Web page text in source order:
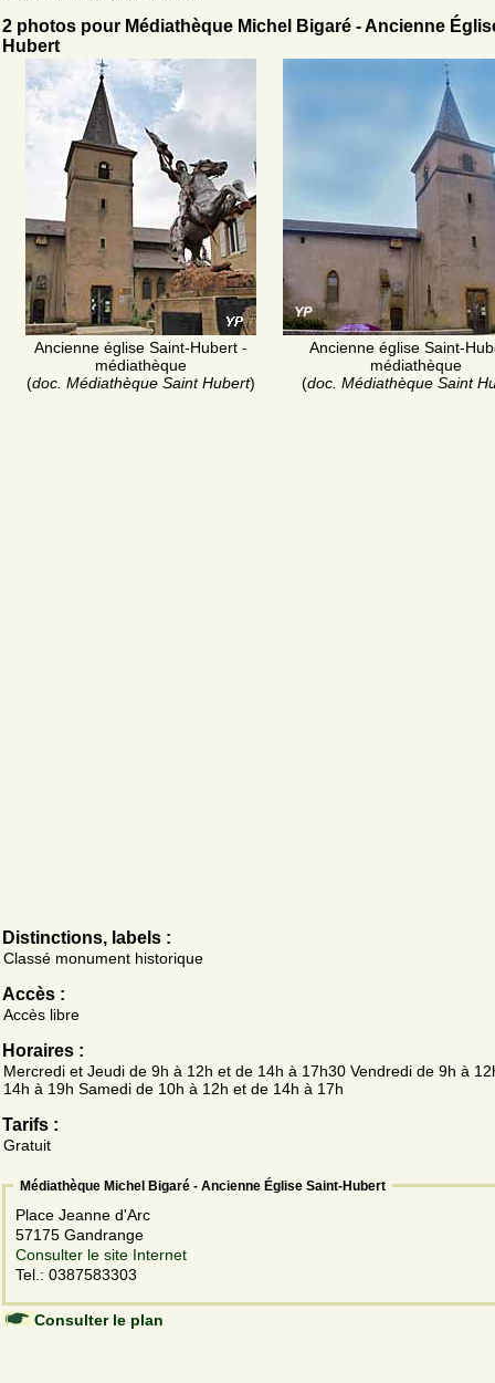
2 photos pour Médiathèque Michel Bigaré - Ancienne
Hubert
Ancienne église Saint-Hubert -
médiathèque
(doc. Médiathèque Saint Hubert)
Ancienne église Saint-
médiathèque
(doc. Médiathèque Saint
Distinctions, labels :
Classé monument historique
Accès :
Accès libre
Horaires :
Mercredi et Jeudi de 9h à 12h et de 14h à 17h30 Vendredi de 9h à
14h à 19h Samedi de 10h à 12h et de 14h à 17h
Tarifs :
Gratuit
Médiathèque Michel Bigaré - Ancienne Église Saint-Hubert
Place Jeanne d'Arc
57175 Gandrange
Consulter le site Internet
Tel.: 0387583303
Consulter le plan